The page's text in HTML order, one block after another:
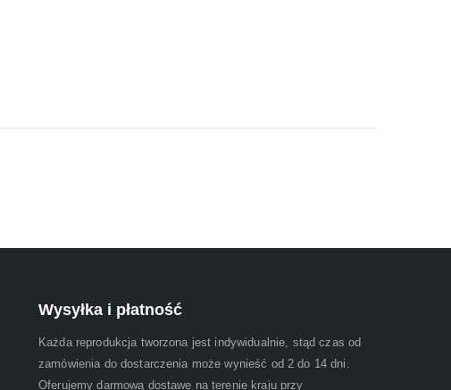
Wysyłka i płatność
Każda reprodukcja tworzona jest indywidualnie, stąd czas od
zamówienia do dostarczenia może wynieść od 2 do 14 dni.
Oferujemy darmową dostawę na terenie kraju przy